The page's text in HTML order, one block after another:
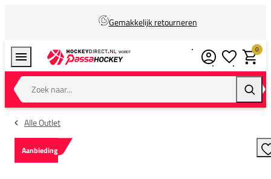
Gemakkelijk retourneren
Zoek naar...
0
Alle Outlet
Aanbieding